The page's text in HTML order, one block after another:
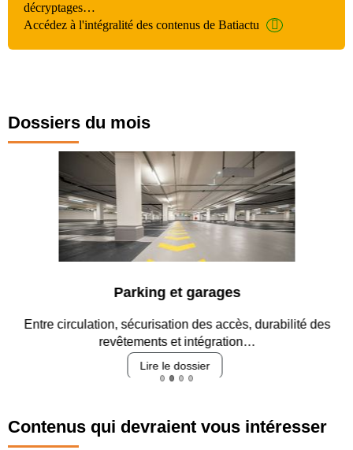
décryptages…
Accédez à l'intégralité des contenus de Batiactu
Dossiers du mois
Parking et garages
Entre circulation, sécurisation des accès, durabilité des
revêtements et intégration…
Lire le dossier
Contenus qui devraient vous intéresser